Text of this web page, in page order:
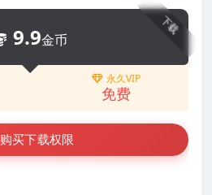
下载
9.9金币
永久VIP
免费
购买下载权限